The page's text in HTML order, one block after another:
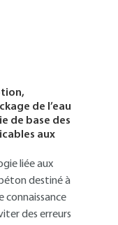
de l’eau
de base des
aux
liée aux
destiné à
connaissance
des erreurs